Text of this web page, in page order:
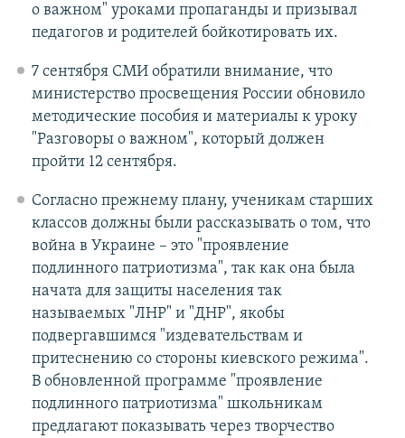
о важном" уроками пропаганды и призывал
педагогов и родителей бойкотировать их.
7 сентября СМИ обратили внимание, что
министерство просвещения России обновило
методические пособия и материалы к уроку
"Разговоры о важном", который должен
пройти 12 сентября.
Согласно прежнему плану, ученикам старших
классов должны были рассказывать о том, что
война в Украине – это "проявление
подлинного патриотизма", так как она была
начата для защиты населения так
называемых "ЛНР" и "ДНР", якобы
подвергавшимся "издевательствам и
притеснению со стороны киевского режима".
В обновленной программе "проявление
подлинного патриотизма" школьникам
предлагают показывать через творчество